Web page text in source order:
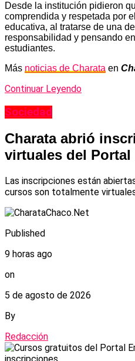
Desde la institución pidieron
comprendida y respetada por
educativa, al tratarse de una
responsabilidad y pensando
estudiantes.
Más noticias de Charata en
Continuar Leyendo
Sociedad
Charata abrió
virtuales del Portal
Las inscripciones están
cursos son totalmente
Published
9 horas ago
on
5 de agosto de 2026
By
Redacción